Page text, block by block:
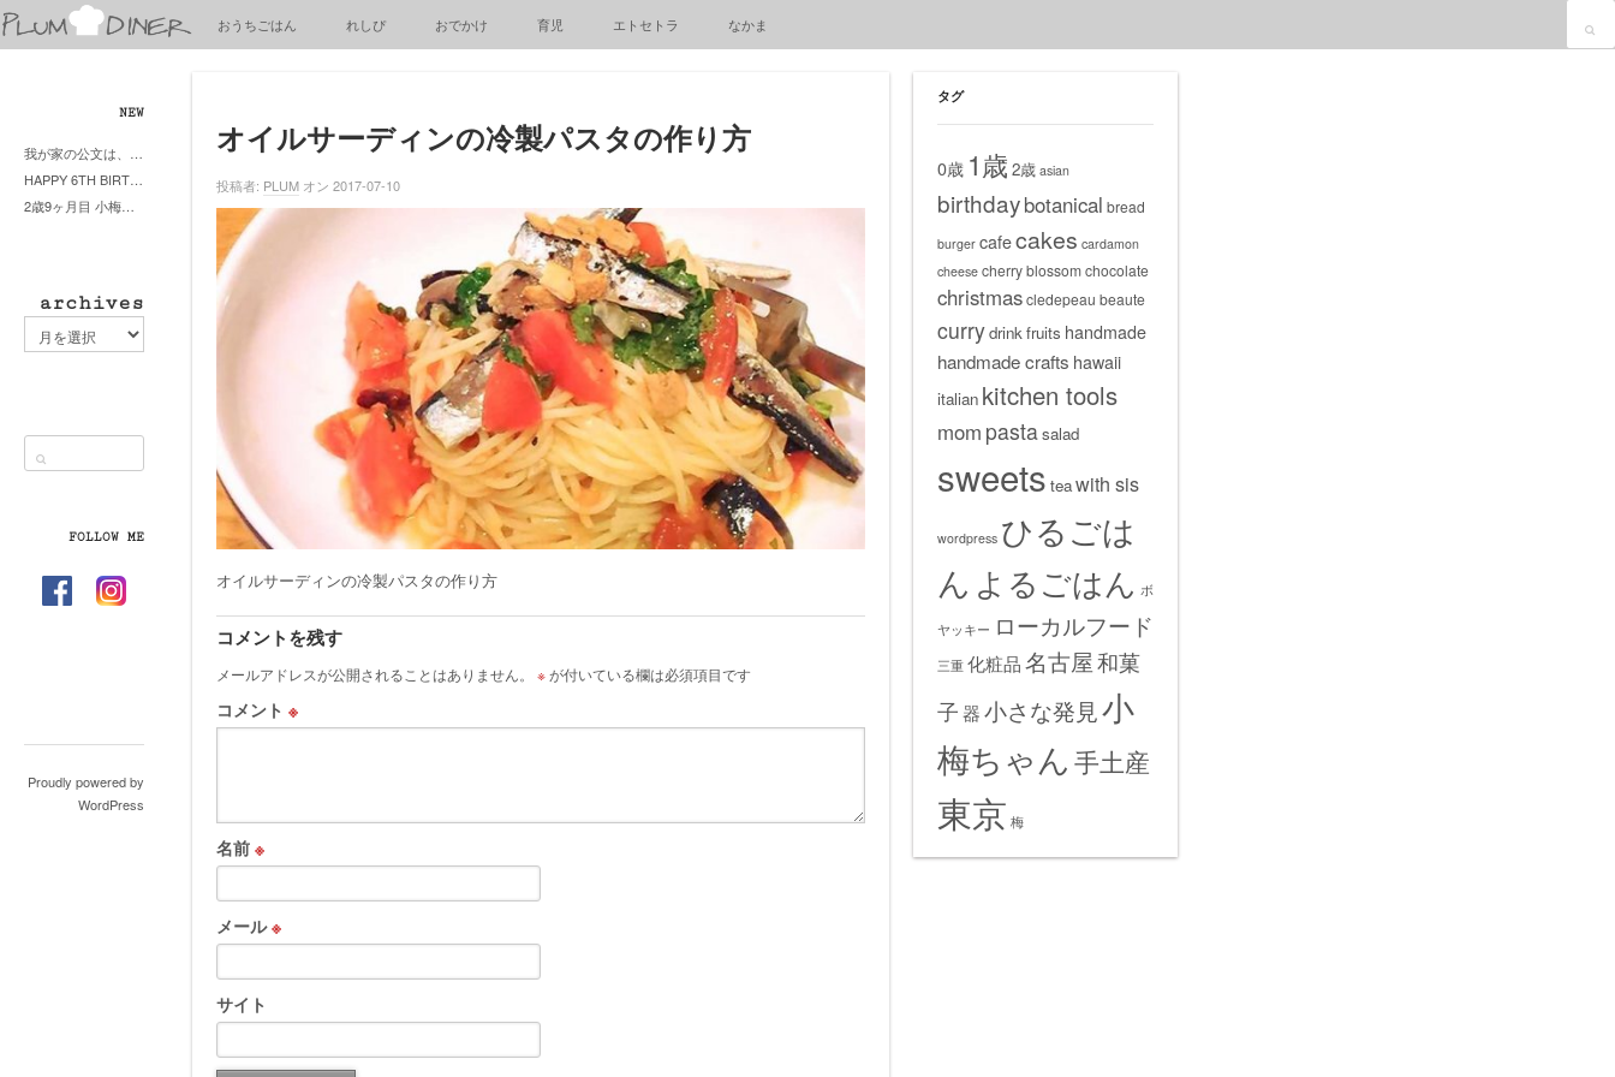
梅
子
おうちごはん れしぴ おでかけ 育児 エトセトラ なかま
NEW
我が家の公文は、やってよかった公文式？親もがんばる公文式？時々我が家は苦悶式？
HAPPY 6TH BIRTHDAY LITTE PRINCESS
2歳9ヶ月目 小梅ちゃんピザブーム到来
archives
archives
FOLLOW ME
Proudly powered by
WordPress
オイルサーディンの冷製パスタの作り方
投稿者: PLUM オン 2017-07-10
オイルサーディンの冷製パスタの作り方
コメントを残す
メールアドレスが公開されることはありません。 ※が付いている欄は必須項目です
コメント ※
名前 ※
メール※
サイト
タグ
0歳 1歳 2歳 asian
birthdaybotanical bread
burger cafecakes cardamon
cheese cherry blossomchocolate
christmascledepeau beaute
currydrinkfruits handmade
handmade crafts hawaii
italian kitchen tools
mom pastasalad
sweets teawith sis
wordpress ひるごは
ん よるごはん ボ
ヤッキー ローカルフード
三重 化粧品名古屋和菓
子器小さな発見小
梅ちゃん 手土産
東京 梅